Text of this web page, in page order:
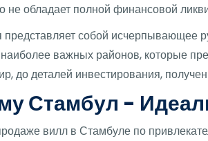
не обладает полной финансовой
представляет собой исчерпывающее
важных районов, которые
до деталей инвестирования,
Стамбул -
вилл в Стамбуле по